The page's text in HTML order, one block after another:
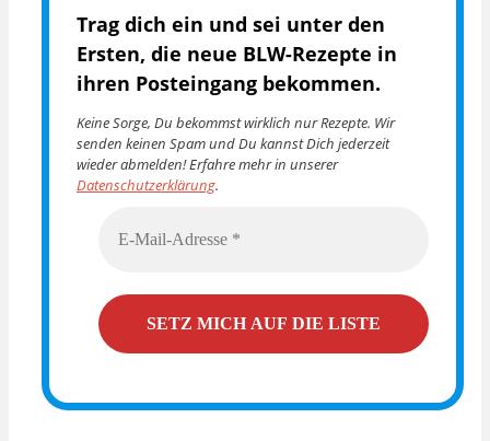
Trag dich ein und sei unter den
Ersten, die neue BLW-Rezepte in
ihren Posteingang bekommen.
Keine Sorge, Du bekommst wirklich nur Rezepte. Wir
senden keinen Spam und Du kannst Dich jederzeit
wieder abmelden! Erfahre mehr in unserer
Datenschutzerklärung.